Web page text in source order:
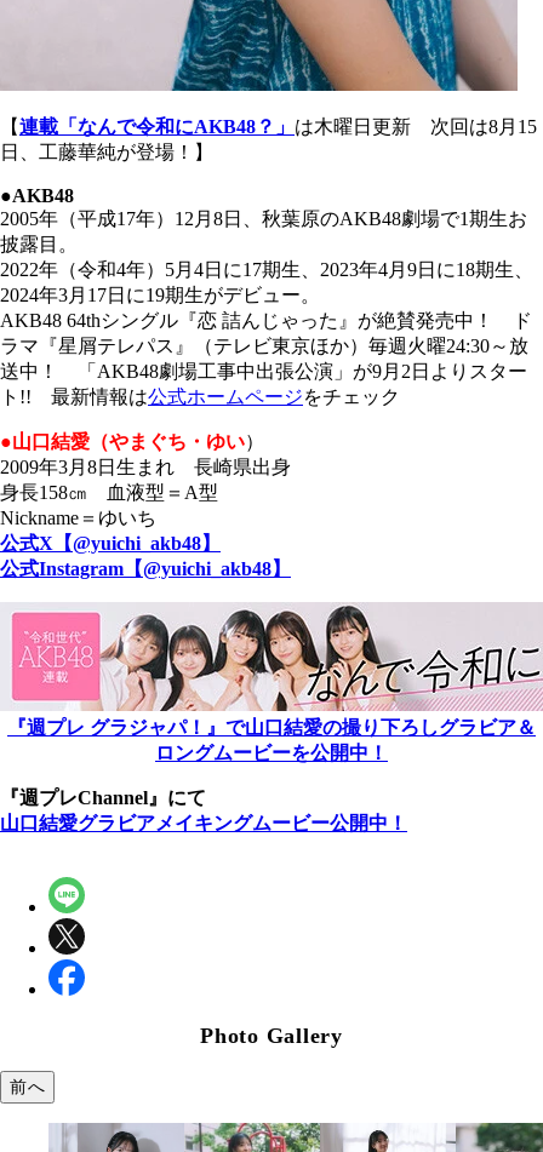
【連載「なんで令和にAKB48？」 は木曜日更新 次回は8月15
日、工藤華純が登場！】
●AKB48
2005年（平成17年）12月8日、秋葉原のAKB48劇場で1期生お
披露目。
2022年（令和4年）5月4日に17期生、2023年4月9日に18期生、
2024年3月17日に19期生がデビュー。
AKB48 64thシングル『恋 詰んじゃった』が絶賛発売中！ ド
ラマ『星屑テレパス』（テレビ東京ほか）毎週火曜24:30～放
送中！ 「AKB48劇場工事中出張公演」が9月2日よりスター
ト!! 最新情報は公式ホームページをチェック
●山口結愛（やまぐち・ゆい）
2009年3月8日生まれ 長崎県出身
身長158㎝ 血液型＝A型
Nickname＝ゆいち
公式X【@yuichi_akb48】
公式Instagram【@yuichi_akb48】
『週プレ グラジャパ！』で山口結愛の撮り下ろしグラビア＆
ロングムービーを公開中！
『週プレChannel』にて
山口結愛グラビアメイキングムービー公開中！
Photo Gallery
前へ